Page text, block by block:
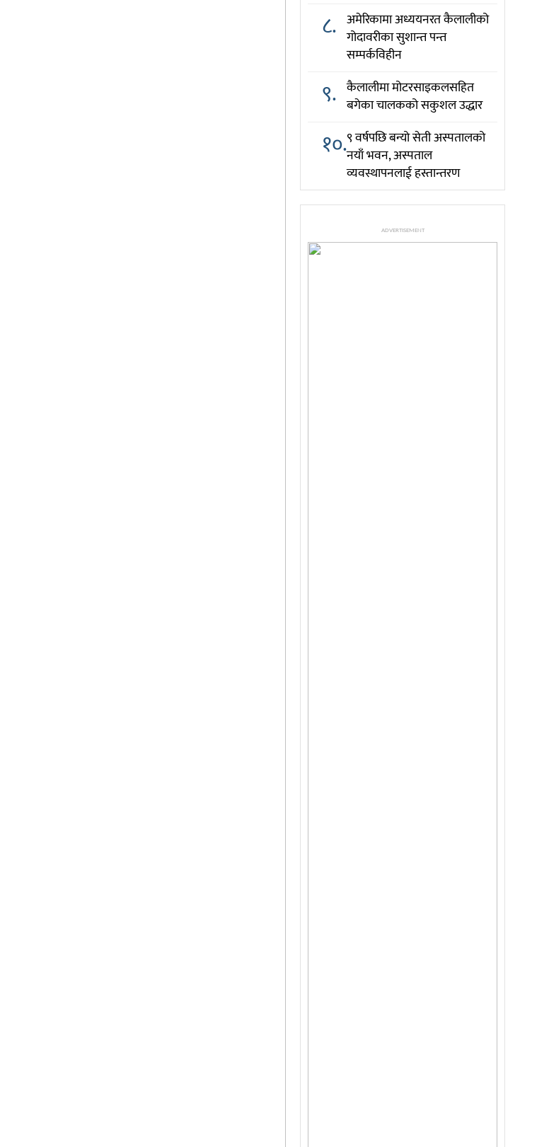
८. अमेरिकामा अध्ययनरत कैलालीको
गोदावरीका सुशान्त पन्त
सम्पर्कविहीन
९. कैलालीमा मोटरसाइकलसहित
बगेका चालकको सकुशल उद्धार
१०.९ वर्षपछि बन्यो सेती अस्पतालको
नयाँ भवन, अस्पताल
व्यवस्थापनलाई हस्तान्तरण
ADVERTISEMENT